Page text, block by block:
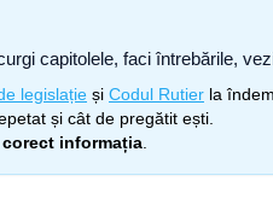
capitolele, faci întrebările,
legislație și Codul Rutier la
și cât de pregătit ești.
informația